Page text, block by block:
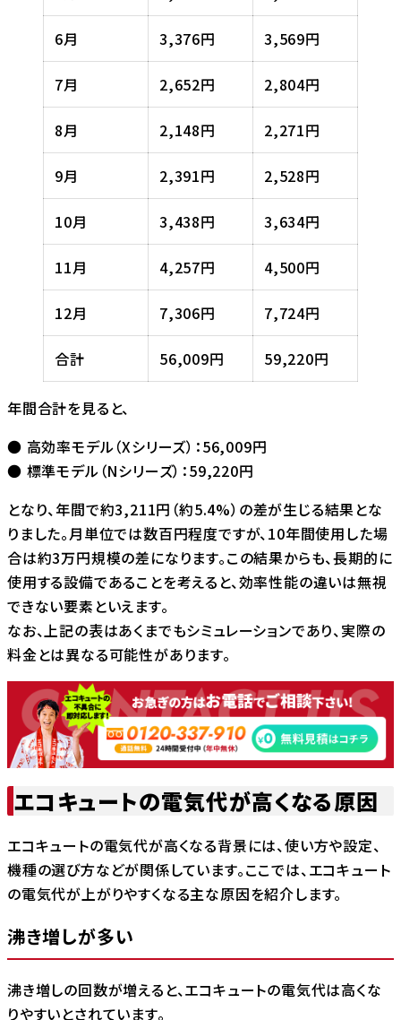
6月 3,376円 3,569円
7月 2,652円 2,804円
8月 2,148円 2,271円
9月 2,391円 2,528円
10月 3,438円 3,634円
11月 4,257円 4,500円
12月 7,306円 7,724円
合計 56,009円 59,220円
年間合計を見ると、
● 高効率モデル（Xシリーズ）：56,009円
● 標準モデル（Nシリーズ）：59,220円
となり、年間で約3,211円（約5.4%）の差が生じる結果とな
りました。月単位では数百円程度ですが、10年間使用した場
合は約3万円規模の差になります。この結果からも、長期的に
使用する設備であることを考えると、効率性能の違いは無視
できない要素といえます。
なお、上記の表はあくまでもシミュレーションであり、実際の
料金とは異なる可能性があります。
エコキュートの電気代が高くなる原因
エコキュートの電気代が高くなる背景には、使い方や設定、
機種の選び方などが関係しています。ここでは、エコキュート
の電気代が上がりやすくなる主な原因を紹介します。
沸き増しが多い
沸き増しの回数が増えると、エコキュートの電気代は高くな
りやすいとされています。